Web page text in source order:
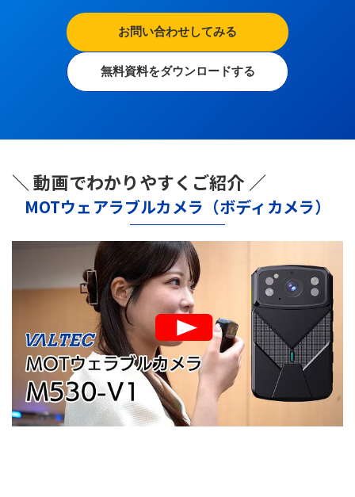
お問い合わせしてみる
無料資料をダウンロードする
＼ 動画でわかりやすくご紹介 ／
MOTウェアラブルカメラ（ボディカメラ）